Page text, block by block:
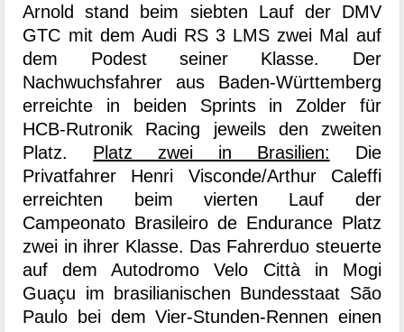
Arnold stand beim siebten Lauf der DMV
GTC mit dem Audi RS 3 LMS zwei Mal auf
dem Podest seiner Klasse. Der
Nachwuchsfahrer aus Baden-Württemberg
erreichte in beiden Sprints in Zolder für
HCB-Rutronik Racing jeweils den zweiten
Platz. Platz zwei in Brasilien: Die
Privatfahrer Henri Visconde/Arthur Caleffi
erreichten beim vierten Lauf der
Campeonato Brasileiro de Endurance Platz
zwei in ihrer Klasse. Das Fahrerduo steuerte
auf dem Autodromo Velo Città in Mogi
Guaçu im brasilianischen Bundesstaat São
Paulo bei dem Vier-Stunden-Rennen einen